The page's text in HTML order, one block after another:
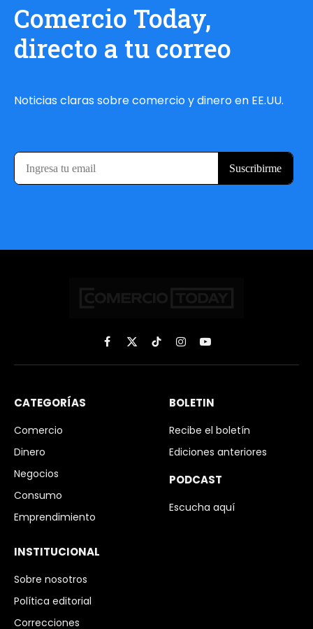
Comercio Today,
directo a tu correo
Noticias claras sobre comercio y dinero en EE.UU.
Facebook
X
(Twitter)
TikTokInstagramYouTube
CATEGORÍAS
Comercio
Dinero
Negocios
Consumo
Emprendimiento
BOLETIN
Recibe el boletín
Ediciones anteriores
PODCAST
Escucha aquí
INSTITUCIONAL
Sobre nosotros
Política editorial
Correcciones